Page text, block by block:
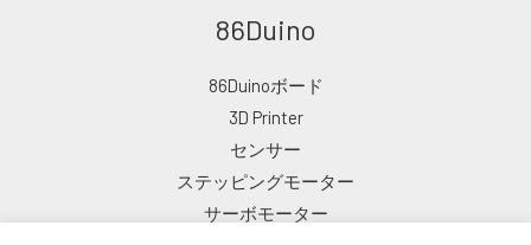
86Duino
86Duinoボード
3D Printer
センサー
ステッピングモーター
サーボモーター